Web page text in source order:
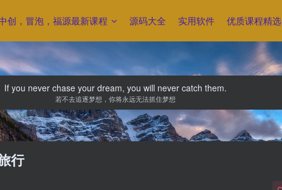
创，冒泡，福源最新课程 源码大全 实用软件 优质课程精选
If you never chase your dream, you will never catch them.
若不去追逐梦想，你将永远无法抓住梦想
行